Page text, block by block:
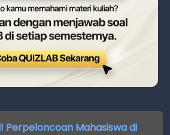
Perpeloncoan Mahasiswa di